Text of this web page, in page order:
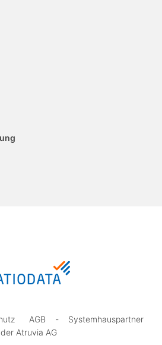
AGB -Systemhauspartner
der Atruvia AG